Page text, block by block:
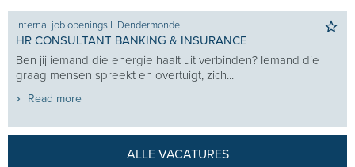
Internal job openings I Dendermonde
HR CONSULTANT BANKING & INSURANCE
Ben jij iemand die energie haalt uit verbinden? Iemand die
graag mensen spreekt en overtuigt, zich...
Read more
ALLE VACATURES